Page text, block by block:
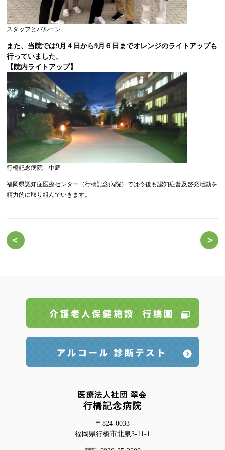
スタッフとバルーン
また、当院では9月４日から9月６日までオレンジのライトアップも
行っていました。
【院内ライトアップ】
行橋記念病院 中庭
福岡県認知症医療センター（行橋記念病院）では今後も認知症普及啓発活動を
精力的に取り組んでいきます。
医療法人社団 翠会
行橋記念病院
〒824-0033
福岡県行橋市北泉3-11-1